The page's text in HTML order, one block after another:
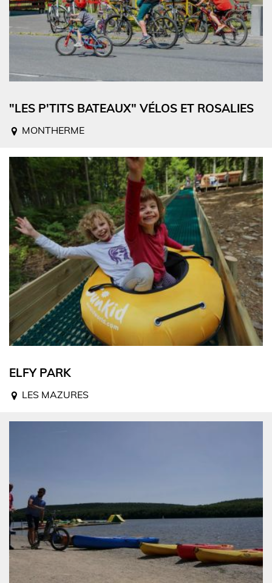
"LES P'TITS BATEAUX" VÉLOS ET ROSALIES
MONTHERME
ELFY PARK
LES MAZURES